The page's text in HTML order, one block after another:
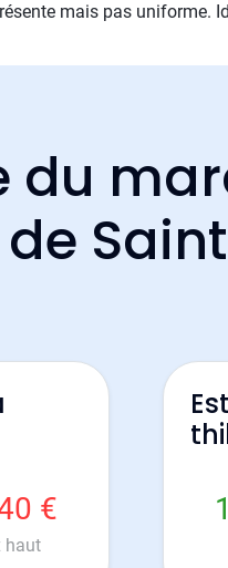
mais pas uniforme.
du
€
haut